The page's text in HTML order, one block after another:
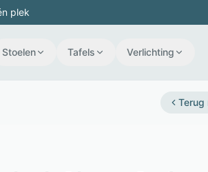
plek
Stoelen Tafels Verlichting
Terug